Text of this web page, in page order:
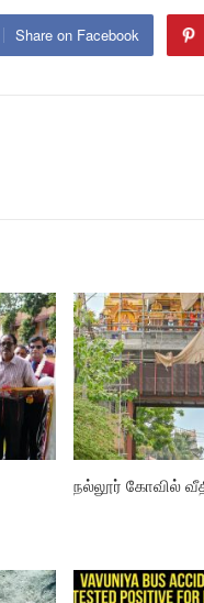
Share on Facebook
நல்லூர் கோவில்